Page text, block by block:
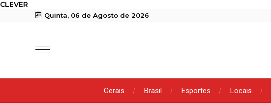
CLEVER
Quinta, 06 de Agosto de 2026
Gerais Brasil Esportes Locais